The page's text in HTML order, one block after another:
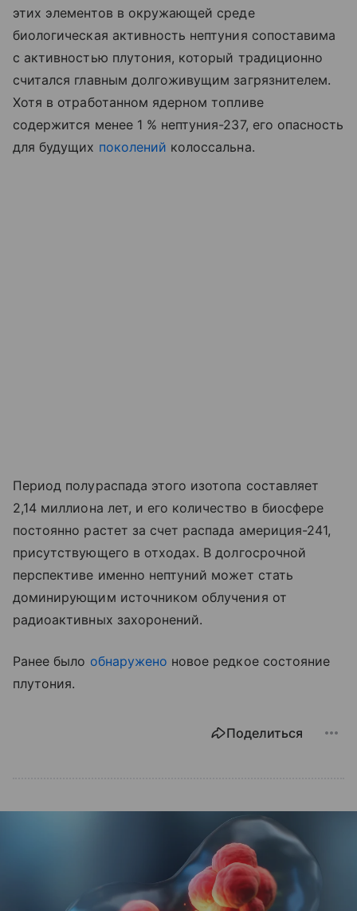
этих элементов в окружающей среде
биологическая активность нептуния сопоставима
с активностью плутония, который традиционно
считался главным долгоживущим загрязнителем.
Хотя в отработанном ядерном топливе
содержится менее 1 % нептуния-237, его опасность
для будущих поколений колоссальна.
Период полураспада этого изотопа составляет
2,14 миллиона лет, и его количество в биосфере
постоянно растет за счет распада америция-241,
присутствующего в отходах. В долгосрочной
перспективе именно нептуний может стать
доминирующим источником облучения от
радиоактивных захоронений.
Ранее было обнаружено новое редкое состояние
плутония.
Поделиться